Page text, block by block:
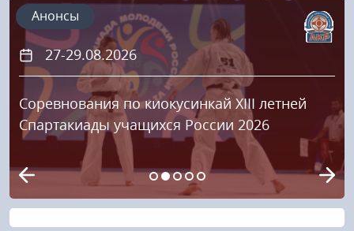
27-29.08.2026
Соревнования по киокусинкай XIII летней
Спартакиады учащихся России 2026
Анонсы